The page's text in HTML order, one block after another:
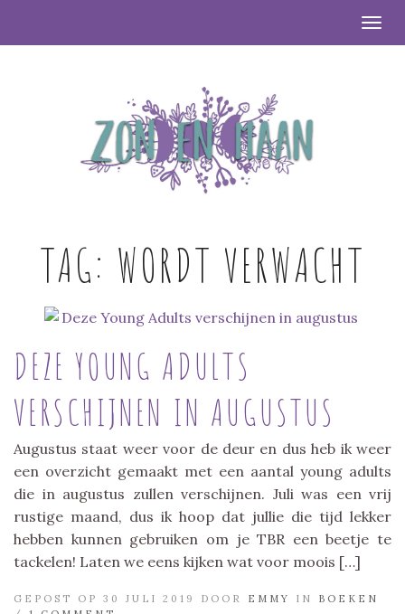
TAG: WORDT VERWACHT
DEZE YOUNG ADULTS
VERSCHIJNEN IN AUGUSTUS
Augustus staat weer voor de deur en dus heb ik weer
een overzicht gemaakt met een aantal young adults
die in augustus zullen verschijnen. Juli was een vrij
rustige maand, dus ik hoop dat jullie die tijd lekker
hebben kunnen gebruiken om je TBR een beetje te
tackelen! Laten we eens kijken wat voor moois […]
GEPOST OP 30 JULI 2019 DOOR EMMY IN BOEKEN